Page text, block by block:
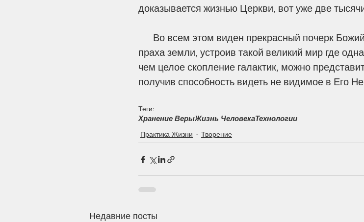
доказывается жизнью Церкви, вот уже две
праха земли, устроив такой великий мир где
чем целое скопление галактик, можно
получив способность видеть не видимое в Его
Теги:
Хранение ВерыЖизнь ЧеловекаТехнологии
Практика Жизни Творение
Недавние посты